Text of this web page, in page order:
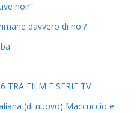
noir”
davvero di noi?
TRA FILM E SERIE TV
(di nuovo) Maccuccio e